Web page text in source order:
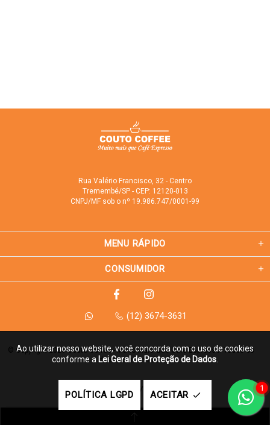
Rua Valério Francisco, 32 - Centro
Tremembé/SP - CEP: 12120-013
CNPJ/MF sob o nº 19.986.747/0001-99
MENU RÁPIDO
CONSUMIDOR
(12) 3674-3631
© Copyright 2026 Couto Coffee - Muito Mais Que Café Espresso. Todos os
direitos reservados.
Feito com pela
Ao utilizar nosso website, você concorda com o uso de cookies
conforme a Lei Geral de Proteção de Dados
POLÍTICA LGPD ACEITAR
1